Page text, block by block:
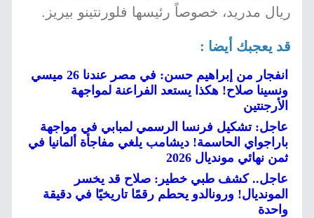
ريال مدريد، خصوصاً رئيسها فلورنتينو بيريز.
قد يعجبك أيضا :
انفجار من إبراهيم حسن: في مصر عندنا 26 ميسي
ونسينا صلاح! هكذا يستعد الفراعنة لمواجهة
الأرجنتين
عاجل: تشكيل فرنسا الرسمي لمبابي في مواجهة
باراجواي الحاسمة! ديشامب يلغي مفاجأة ألمانيا في
ثمن نهائي مونديال 2026
عاجل.. كشف طبي خطير: صلاح قد يخسر
المونديال! ورونالدو يحطم رقمًا تاريخيًا في دقيقة
واحدة